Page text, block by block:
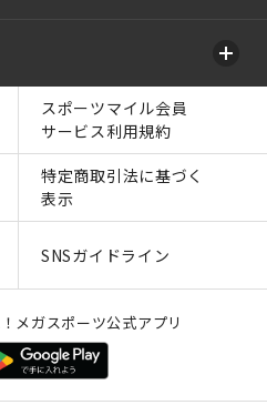
スポーツマイル会員
サービス利用規約
特定商取引法に基づく
表示
SNSガイドライン
メガスポーツ公式アプリ